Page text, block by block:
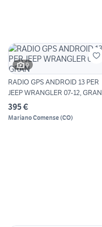
9
RADIO GPS ANDROID 13 PER
JEEP WRANGLER 07-12, GRAN
395 €
Mariano Comense(CO)